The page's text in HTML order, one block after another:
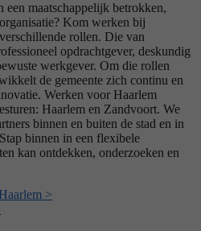
maatschappelijk betrokken,
Kom werken bij
rollen. Die van
opdrachtgever, deskundig
werkgever. Om die rollen
de gemeente zich continu en
Werken voor Haarlem
Haarlem en Zandvoort. We
binnen en buiten de stad en in
binnen in een flexibele
kan ontdekken, onderzoeken en
>